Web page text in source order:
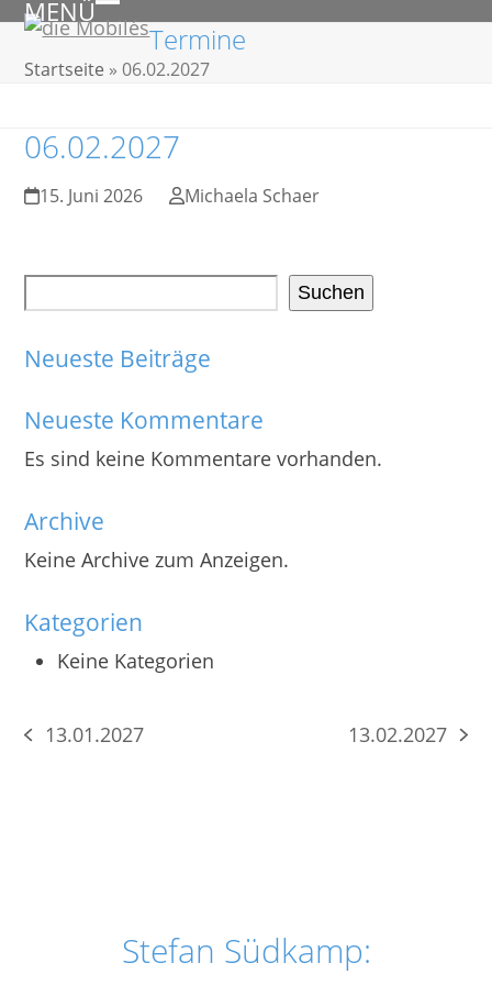
Skip
content
MENÜ
Open
mobile
Close
mobile
Termine
Startseite »06.02.2027
06.02.2027
15. Juni 2026 Michaela Schaer
Suchen
Neueste Beiträge
Neueste Kommentare
Es sind keine Kommentare vorhanden.
Archive
Keine Archive zum Anzeigen.
Kategorien
Keine Kategorien
vorheriger
13.01.2027
Nächster
13.02.2027
Stefan Südkamp: